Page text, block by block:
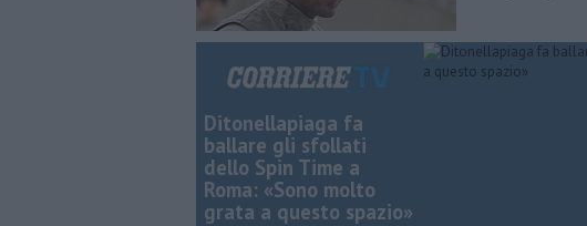
Ditonellapiaga fa
ballare gli sfollati
dello Spin Time a
Roma: «Sono molto
grata a questo spazio»